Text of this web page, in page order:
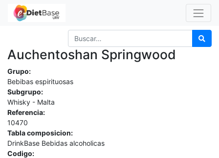
Auchentoshan Springwood
Grupo:
Bebibas espirituosas
Subgrupo:
Whisky - Malta
Referencia:
10470
Tabla composicion:
DrinkBase Bebidas alcoholicas
Codigo: